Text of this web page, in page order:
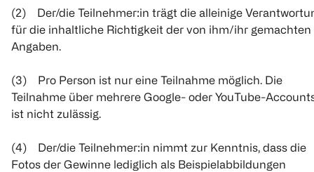
(2) Der/die Teilnehmer:in trägt die alleinige
für die inhaltliche Richtigkeit der von ihm/ihr gemachten
Angaben.
(3) Pro Person ist nur eine Teilnahme möglich. Die
Teilnahme über mehrere Google- oder YouTube-
ist nicht zulässig.
(4) Der/die Teilnehmer:in nimmt zur Kenntnis, dass die
Fotos der Gewinne lediglich als Beispielabbildungen